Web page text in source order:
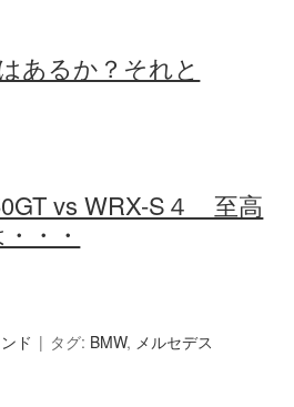
あるか？それと
vs WRX-S４ 至高
・・
ド タグ: BMW, メルセデス